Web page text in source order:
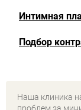
Интимная
Подбор
Наша клиника